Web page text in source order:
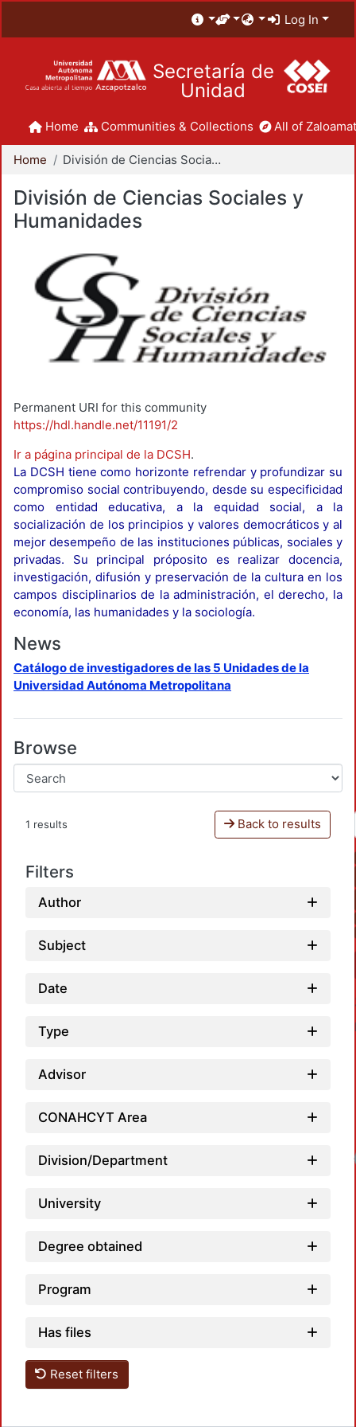
Log In
Secretaría de
Unidad
Home Communities & Collections All of
Home División de Ciencias Sociales y Humanidades
División de Ciencias Sociales y
Humanidades
Permanent URI for this community
https://hdl.handle.net/11191/2
Ir a página principal de la DCSH.
La DCSH tiene como horizonte refrendar y profundizar su
compromiso social contribuyendo, desde su especificidad
como entidad educativa, a la equidad social, a la
socialización de los principios y valores democráticos y al
mejor desempeño de las instituciones públicas, sociales y
privadas. Su principal próposito es realizar docencia,
investigación, difusión y preservación de la cultura en los
campos disciplinarios de la administración, el derecho, la
economía, las humanidades y la sociología.
News
Catálogo de investigadores de las 5 Unidades de la
Universidad Autónoma Metropolitana
Browse
1 results Back to results
Filters
Author
Subject
Date
Type
Advisor
CONAHCYT Area
Division/Department
University
Degree obtained
Program
Has files
Reset filters